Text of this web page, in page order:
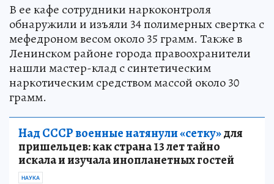
В ее кафе сотрудники наркоконтроля
обнаружили и изъяли 34 полимерных свертка с
мефедроном весом около 35 грамм. Также в
Ленинском районе города правоохранители
нашли мастер-клад с синтетическим
наркотическим средством массой около 30
грамм.
Над СССР военные натянули «сетку»для
пришельцев: как страна 13 лет тайно
искала и изучала инопланетных гостей
НАУКА